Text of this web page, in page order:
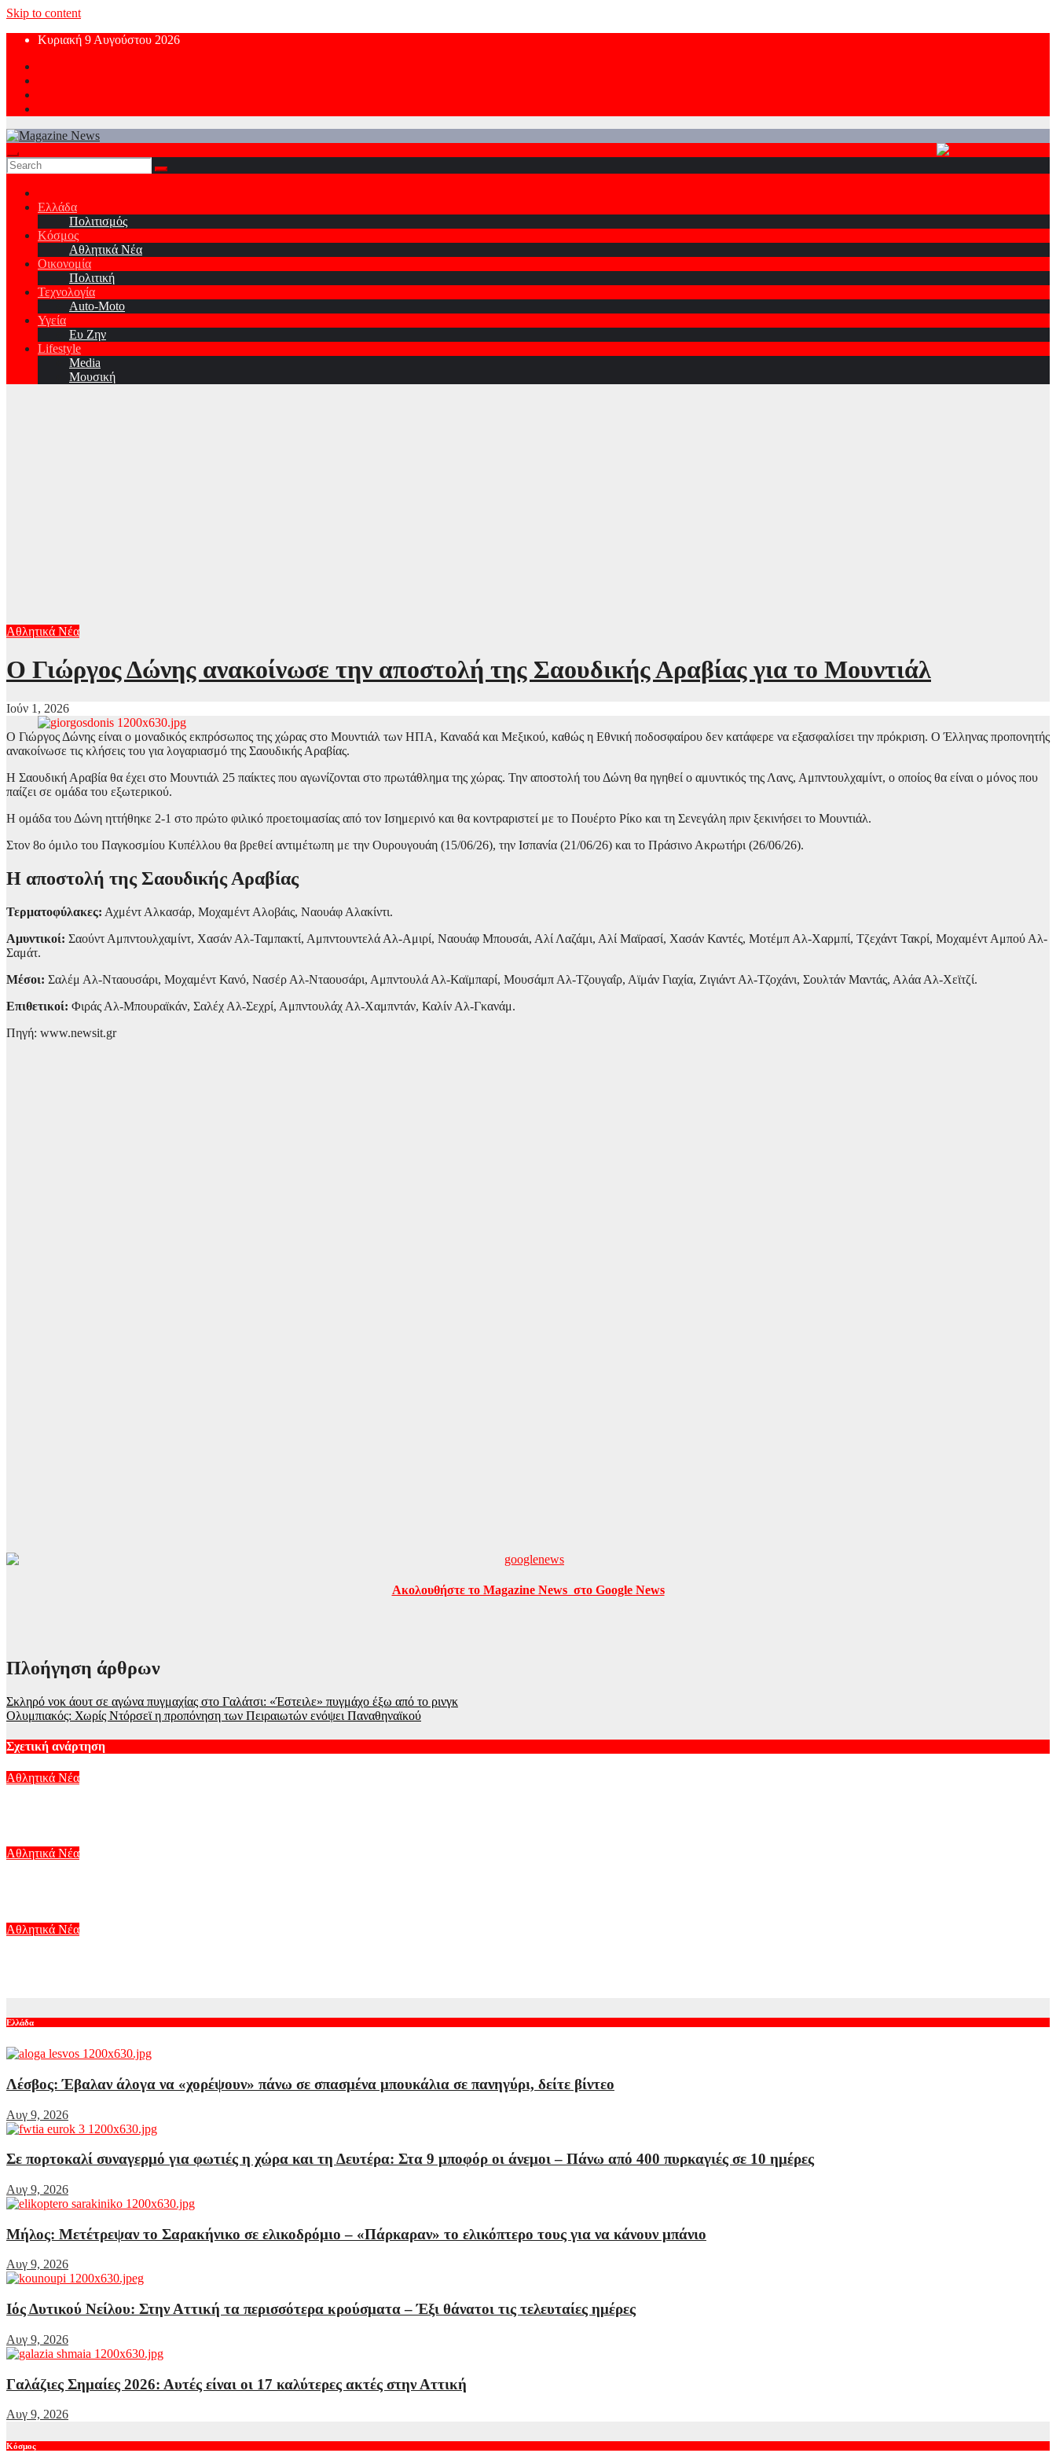
Skip to content
Κυριακή 9 Αυγούστου 2026
Ελλάδα
Πολιτισμός
Κόσμος
Αθλητικά Νέα
Οικονομία
Πολιτική
Τεχνολογία
Auto-Moto
Υγεία
Ευ Ζην
Lifestyle
Media
Μουσική
Αθλητικά Νέα
Ο Γιώργος Δώνης ανακοίνωσε την αποστολή της Σαουδικής Αραβίας για το Μουντιάλ
Ιούν 1, 2026
Ο Γιώργος Δώνης είναι ο μοναδικός εκπρόσωπος της χώρας στο Μουντιάλ των ΗΠΑ, Καναδά και Μεξικού, καθώς η Εθνική ποδοσφαίρου δεν κατάφερε να εξασφαλίσει την πρόκριση. Ο Έλληνας προπονητής
ανακοίνωσε τις κλήσεις του για λογαριασμό της Σαουδικής Αραβίας.
Η Σαουδική Αραβία θα έχει στο Μουντιάλ 25 παίκτες που αγωνίζονται στο πρωτάθλημα της χώρας. Την αποστολή του Δώνη θα ηγηθεί ο αμυντικός της Λανς, Αμπντουλχαμίντ, ο οποίος θα είναι ο μόνος που
παίζει σε ομάδα του εξωτερικού.
Η ομάδα του Δώνη ηττήθηκε 2-1 στο πρώτο φιλικό προετοιμασίας από τον Ισημερινό και θα κοντραριστεί με το Πουέρτο Ρίκο και τη Σενεγάλη πριν ξεκινήσει το Μουντιάλ.
Στον 8ο όμιλο του Παγκοσμίου Κυπέλλου θα βρεθεί αντιμέτωπη με την Ουρουγουάη (15/06/26), την Ισπανία (21/06/26) και το Πράσινο Ακρωτήρι (26/06/26).
Η αποστολή της Σαουδικής Αραβίας
Τερματοφύλακες: Αχμέντ Αλκασάρ, Μοχαμέντ Αλοβάις, Ναουάφ Αλακίντι.
Αμυντικοί: Σαούντ Αμπντουλχαμίντ, Χασάν Αλ-Ταμπακτί, Αμπντουντελά Αλ-Αμιρί, Ναουάφ Μπουσάι, Αλί Λαζάμι, Αλί Μαϊρασί, Χασάν Καντές, Μοτέμπ Αλ-Χαρμπί, Τζεχάντ Τακρί, Μοχαμέντ Αμπού Αλ-
Σαμάτ.
Μέσοι: Σαλέμ Αλ-Νταουσάρι, Μοχαμέντ Κανό, Νασέρ Αλ-Νταουσάρι, Αμπντουλά Αλ-Καϊμπαρί, Μουσάμπ Αλ-Τζουγαΐρ, Αϊμάν Γιαχία, Ζιγιάντ Αλ-Τζοχάνι, Σουλτάν Μαντάς, Αλάα Αλ-Χεϊτζί.
Επιθετικοί: Φιράς Αλ-Μπουραϊκάν, Σαλέχ Αλ-Σεχρί, Αμπντουλάχ Αλ-Χαμπντάν, Καλίν Αλ-Γκανάμ.
Πηγή: www.newsit.gr
Ακολουθήστε το Magazine News στο Google News
Πλοήγηση άρθρων
Σκληρό νοκ άουτ σε αγώνα πυγμαχίας στο Γαλάτσι: «Έστειλε» πυγμάχο έξω από το ρινγκ
Ολυμπιακός: Χωρίς Ντόρσεϊ η προπόνηση των Πειραιωτών ενόψει Παναθηναϊκού
Σχετική ανάρτηση
Αθλητικά Νέα
Αθλητικά Νέα
Αθλητικά Νέα
Ελλάδα
Λέσβος: Έβαλαν άλογα να «χορέψουν» πάνω σε σπασμένα μπουκάλια σε πανηγύρι, δείτε βίντεο
Αυγ 9, 2026
Σε πορτοκαλί συναγερμό για φωτιές η χώρα και τη Δευτέρα: Στα 9 μποφόρ οι άνεμοι – Πάνω από 400 πυρκαγιές σε 10 ημέρες
Αυγ 9, 2026
Μήλος: Μετέτρεψαν το Σαρακήνικο σε ελικοδρόμιο – «Πάρκαραν» το ελικόπτερο τους για να κάνουν μπάνιο
Αυγ 9, 2026
Ιός Δυτικού Νείλου: Στην Αττική τα περισσότερα κρούσματα – Έξι θάνατοι τις τελευταίες ημέρες
Αυγ 9, 2026
Γαλάζιες Σημαίες 2026: Αυτές είναι οι 17 καλύτερες ακτές στην Αττική
Αυγ 9, 2026
Κόσμος